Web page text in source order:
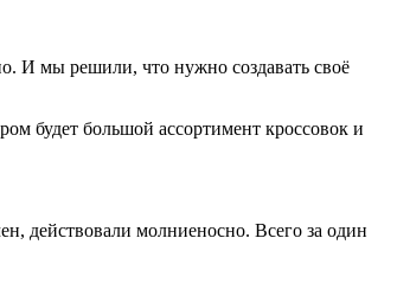
И мы решили, что нужно создавать своё
будет большой ассортимент кроссовок и
действовали молниеносно. Всего за один